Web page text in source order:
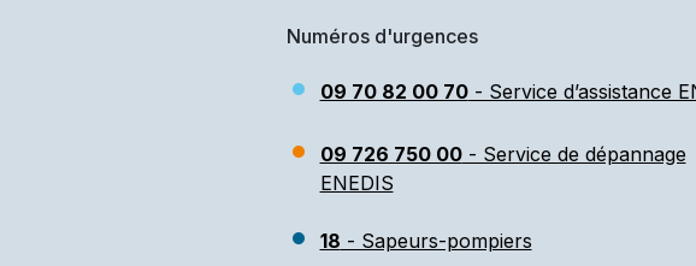
Numéros d'urgences
09 70 82 00 70- Service d’assistance
09 726 750 00- Service de dépannage
ENEDIS
18 - Sapeurs-pompiers